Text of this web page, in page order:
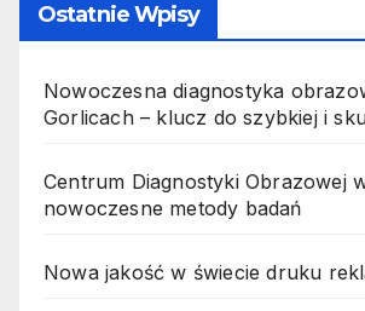
Ostatnie Wpisy
Nowoczesna diagnostyka
Gorlicach – klucz do szybkiej i
Centrum Diagnostyki Obrazowej
nowoczesne metody badań
Nowa jakość w świecie druku